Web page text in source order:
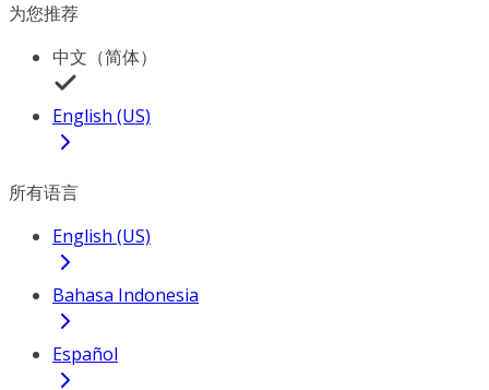
为您推荐
中文（简体）
English (US)
所有语言
English (US)
Bahasa Indonesia
Español